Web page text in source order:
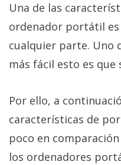
Una de las
ordenador portátil es
cualquier parte. Uno
más fácil esto es que
Por ello, a
características de
poco en
los ordenadores